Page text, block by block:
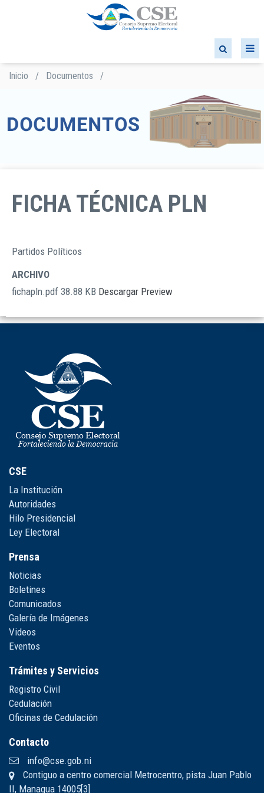
Sobrescribir
ayuda
a
Inicio / Documentos /
FICHA TÉCNICA PLN
DOCUMENTOS
Partidos Políticos
ARCHIVO
fichapln.pdf 38.88 KB Descargar Preview
CSE
La Institución
Autoridades
Hilo Presidencial
Ley Electoral
Prensa
Noticias
Boletines
Comunicados
Galería de Imágenes
Videos
Eventos
Trámites y Servicios
Registro Civil
Cedulación
Oficinas de Cedulación
Contacto
info@cse.gob.ni
Contiguo a centro comercial Metrocentro, pista Juan Pablo
II, Managua 14005[3]